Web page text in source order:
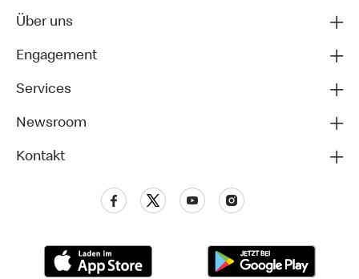
Über uns
Engagement
Services
Newsroom
Kontakt